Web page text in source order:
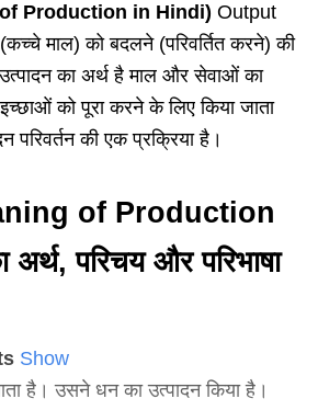
of Production in Hindi) Output
माल) को बदलने (परिवर्तित करने) की
का अर्थ है माल और सेवाओं का
इच्छाओं को पूरा करने के लिए किया जाता
परिवर्तन की एक प्रक्रिया है।
of Production
परिचय और परिभाषा
Show
है। उसने धन का उत्पादन किया है।